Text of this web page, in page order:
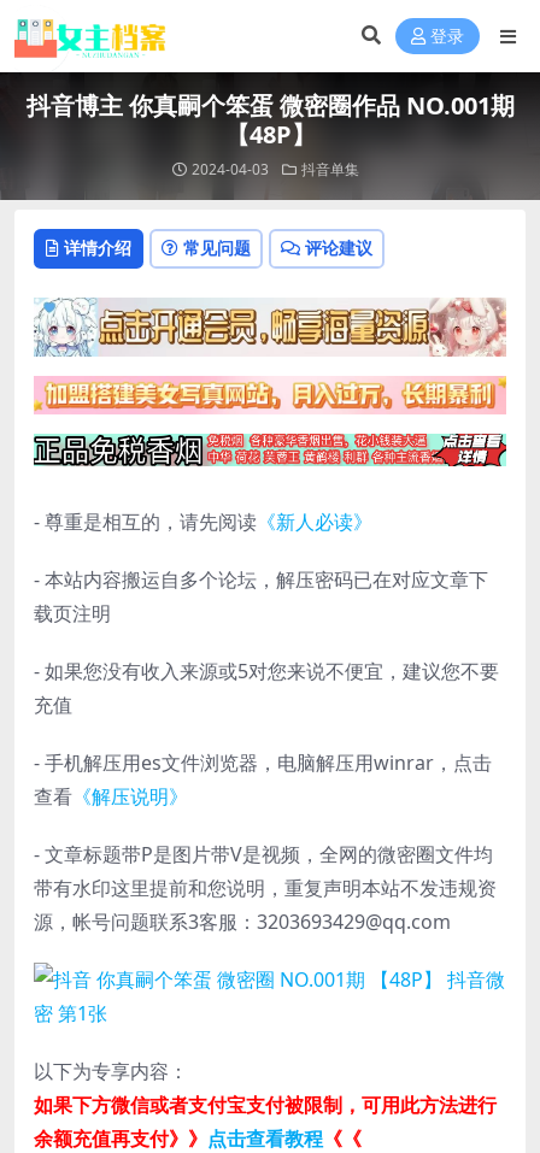
登录
抖音博主 你真嗣个笨蛋 微密圈作品 NO.001期
【48P】
2024-04-03 抖音单集
详情介绍 常见问题 评论建议
- 尊重是相互的，请先阅读 《新人必读》
- 本站内容搬运自多个论坛，解压密码已在对应文章下
载页注明
- 如果您没有收入来源或5对您来说不便宜，建议您不要
充值
- 手机解压用es文件浏览器，电脑解压用winrar，点击
查看 《解压说明》
- 文章标题带P是图片带V是视频，全网的微密圈文件均
带有水印这里提前和您说明，重复声明本站不发违规资
源，帐号问题联系3客服：3203693429@qq.com
以下为专享内容：
如果下方微信或者支付宝支付被限制，可用此方法进行
余额充值再支付》》 点击查看教程 《《